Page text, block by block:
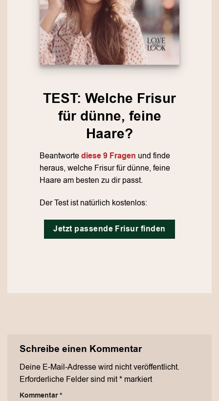
TEST: Welche Frisur
für dünne, feine
Haare?
Beantwortediese 9 Fragen und finde
heraus, welche Frisur für dünne, feine
Haare am besten zu dir passt.
Der Test ist natürlich kostenlos:
Jetzt passende Frisur finden
Schreibe einen Kommentar
Deine E-Mail-Adresse wird nicht veröffentlicht.
Erforderliche Felder sind mit* markiert
Kommentar*